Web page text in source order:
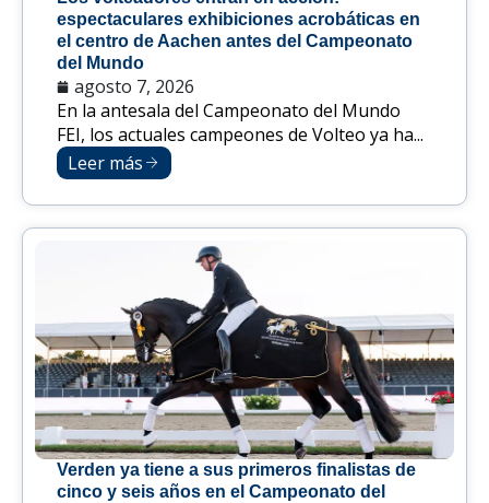
espectaculares exhibiciones acrobáticas en
el centro de Aachen antes del Campeonato
del Mundo
agosto 7, 2026
En la antesala del Campeonato del Mundo
FEI, los actuales campeones de Volteo ya ha...
Leer más
Verden ya tiene a sus primeros finalistas de
cinco y seis años en el Campeonato del